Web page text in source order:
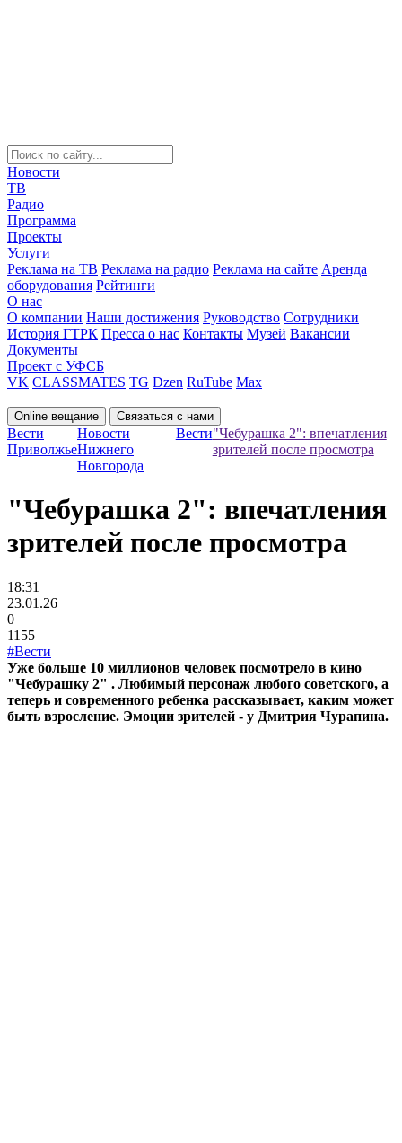
Новости
ТВ
Радио
Программа
Проекты
Услуги
Реклама на ТВ Реклама на радио Реклама на сайте Аренда
оборудования Рейтинги
О нас
О компании Наши достижения Руководство Сотрудники
История ГТРК Пресса о нас Контакты Музей Вакансии
Документы
Проект с УФСБ
VK CLASSMATES TG Dzen RuTube Max
Online вещание Связаться с нами
Вести
Приволжье
Новости
Нижнего
Новгорода
Вести"Чебурашка 2": впечатления
зрителей после просмотра
"Чебурашка 2": впечатления
зрителей после просмотра
18:31
23.01.26
0
1155
#Вести
Уже больше 10 миллионов человек посмотрело в кино
"Чебурашку 2" . Любимый персонаж любого советского, а
теперь и современного ребенка рассказывает, каким может
быть взросление. Эмоции зрителей - у Дмитрия Чурапина.